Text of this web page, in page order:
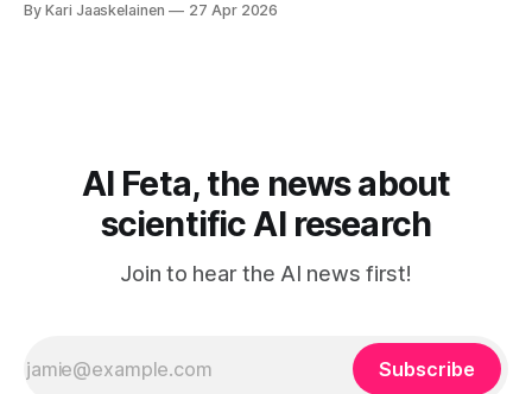
tottelee sinua sokeasti. Useammin huomaat itse
By Kari Jaaskelainen 27 Apr 2026
AI Feta, the news about
scientific AI research
Join to hear the AI news first!
Subscribe